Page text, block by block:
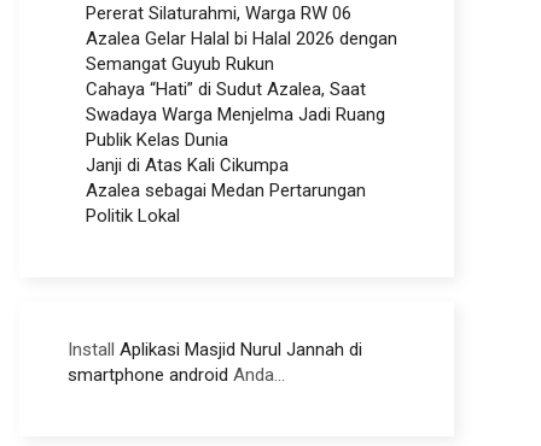
Pererat Silaturahmi, Warga RW 06
Azalea Gelar Halal bi Halal 2026 dengan
Semangat Guyub Rukun
Cahaya “Hati” di Sudut Azalea, Saat
Swadaya Warga Menjelma Jadi Ruang
Publik Kelas Dunia
Janji di Atas Kali Cikumpa
Azalea sebagai Medan Pertarungan
Politik Lokal
Install Aplikasi Masjid Nurul Jannah di
smartphone android Anda...